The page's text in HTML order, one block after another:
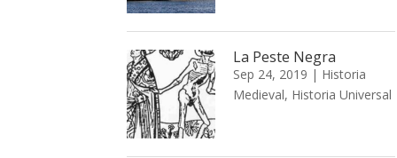
La Peste Negra
Sep 24, 2019 | Historia
Medieval, Historia Universal